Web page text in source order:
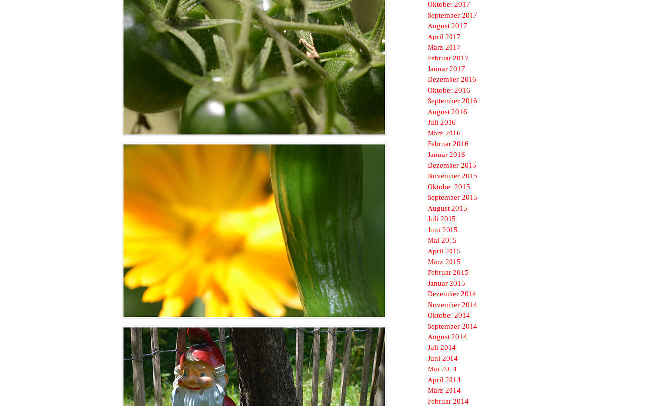
Oktober 2017
September 2017
August 2017
April 2017
März 2017
Februar 2017
Januar 2017
Dezember 2016
Oktober 2016
September 2016
August 2016
Juli 2016
März 2016
Februar 2016
Januar 2016
Dezember 2015
November 2015
Oktober 2015
September 2015
August 2015
Juli 2015
Juni 2015
Mai 2015
April 2015
März 2015
Februar 2015
Januar 2015
Dezember 2014
November 2014
Oktober 2014
September 2014
August 2014
Juli 2014
Juni 2014
Mai 2014
April 2014
März 2014
Februar 2014